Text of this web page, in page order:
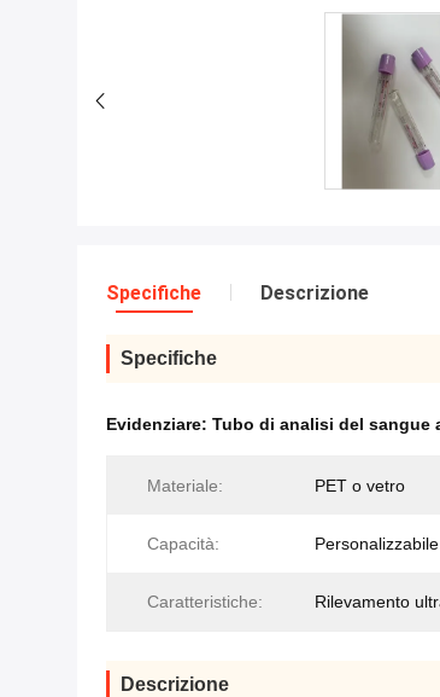
Specifiche Descrizione
Specifiche
Evidenziare: Tubo di analisi del sangue
Materiale: PET o vetro
Capacità: Personalizzabile
Caratteristiche: Rilevamento
Descrizione